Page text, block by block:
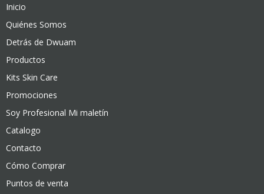
Inicio
Quiénes Somos
Detrás de Dwuam
Productos
Kits Skin Care
Promociones
Soy Profesional Mi maletín
Catalogo
Contacto
Cómo Comprar
Puntos de venta